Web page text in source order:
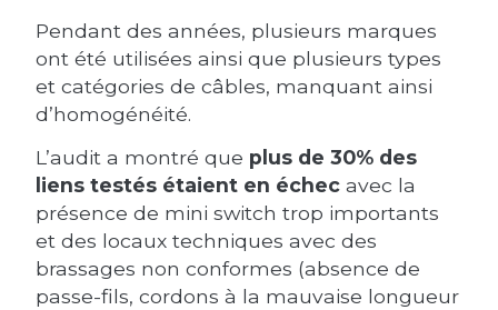
Pendant des années, plusieurs marques
ont été utilisées ainsi que plusieurs types
et catégories de câbles, manquant ainsi
d’homogénéité.
L’audit a montré que plus de 30% des
liens testés étaient en échec avec la
présence de mini switch trop importants
et des locaux techniques avec des
brassages non conformes (absence de
passe-fils, cordons à la mauvaise longueur